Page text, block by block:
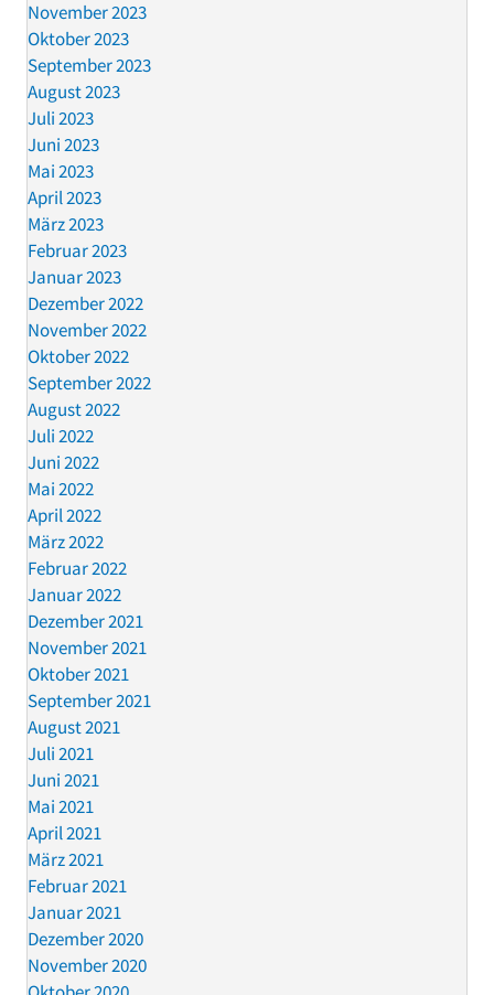
November 2023
Oktober 2023
September 2023
August 2023
Juli 2023
Juni 2023
Mai 2023
April 2023
März 2023
Februar 2023
Januar 2023
Dezember 2022
November 2022
Oktober 2022
September 2022
August 2022
Juli 2022
Juni 2022
Mai 2022
April 2022
März 2022
Februar 2022
Januar 2022
Dezember 2021
November 2021
Oktober 2021
September 2021
August 2021
Juli 2021
Juni 2021
Mai 2021
April 2021
März 2021
Februar 2021
Januar 2021
Dezember 2020
November 2020